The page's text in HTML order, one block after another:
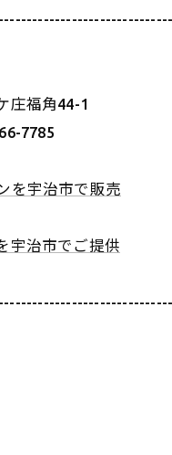
庄福角44-1
7785
を宇治市で販売
宇治市でご提供